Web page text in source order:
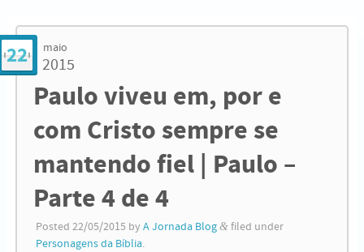
22 maio
2015
Paulo viveu em, por e
com Cristo sempre se
mantendo fiel | Paulo –
Parte 4 de 4
Posted 22/05/2015 by A Jornada Blog &filed under
Personagens da Bíblia.